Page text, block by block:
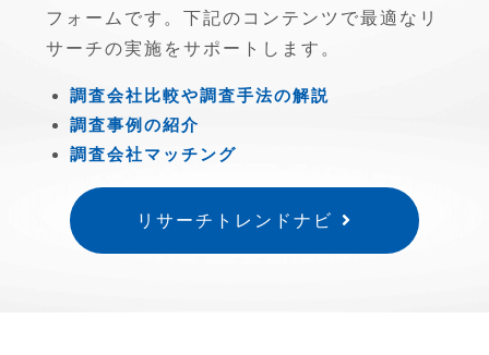
フォームです。下記のコンテンツで最適なリ
サーチの実施をサポートします。
調査会社比較や調査手法の解説
調査事例の紹介
調査会社マッチング
リサーチトレンドナビ